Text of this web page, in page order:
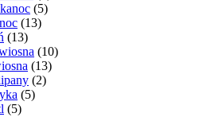
(5)
(13)
(13)
(10)
(13)
(2)
(5)
(5)